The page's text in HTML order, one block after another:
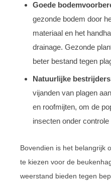
Goede
gezonde bodem door
materiaal en het
drainage. Gezonde
beter bestand tegen
Natuurlijke
vijanden van plagen
en roofmijten, om de
insecten onder controle
Bovendien is het belangrijk
te kiezen voor de
weerstand bieden tegen